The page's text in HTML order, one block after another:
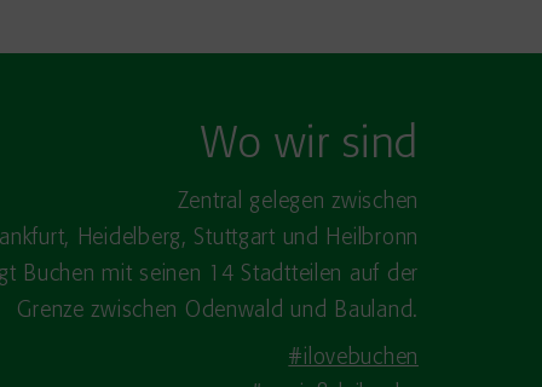
Wo wir sind
Zentral gelegen zwischen
Heidelberg, Stuttgart und Heilbronn
Buchen mit seinen 14 Stadtteilen auf der
Grenze zwischen Odenwald und Bauland.
#ilovebuchen